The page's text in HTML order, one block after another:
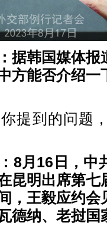
韩国媒体报
方能否介绍
提到的问题
8月16日，中
昆明出席第
，王毅应约会
德纳、老挝